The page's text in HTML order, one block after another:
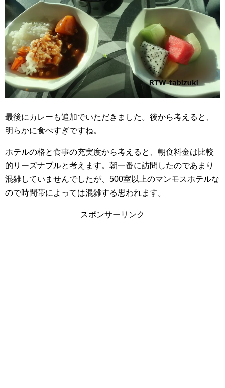
最後にカレーも追加でいただきました。後から考えると、
明らかに食べすぎですね。
ホテルの格と食事の充実度から考えると、朝食料金は比較
的リーズナブルと考えます。朝一番に訪問したのであまり
混雑していませんでしたが、500室以上のマンモスホテルな
ので時間帯によっては混雑する思われます。
スポンサーリンク